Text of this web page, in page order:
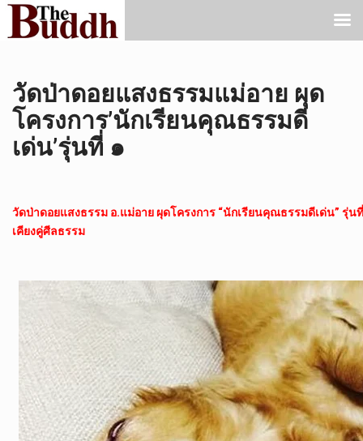
วัดป่าดอยแสงธรรมแม่อาย ผุด
โครงการ’นักเรียนคุณธรรมดี
เด่น’รุ่นที่ ๑
วัดป่าดอยแสงธรรม อ.แม่อาย ผุดโครงการ “นักเรียนคุณธรรมดีเด่น” รุ่น
เคียงคู่ศีลธรรม